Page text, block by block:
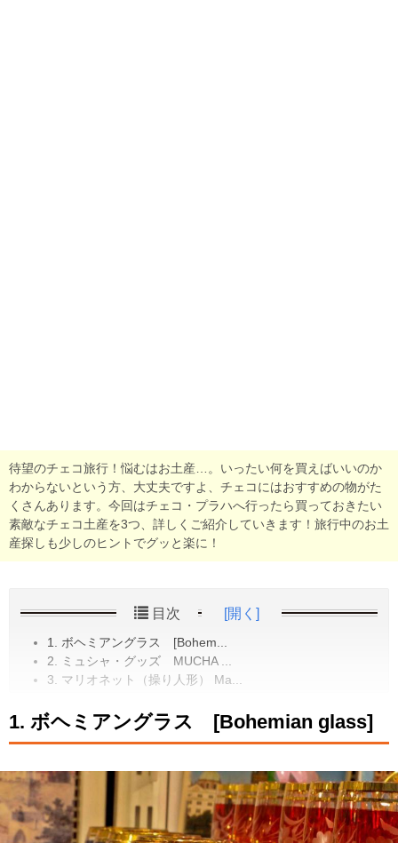
待望のチェコ旅行！悩むはお土産…。いったい何を買えばいいのか
わからないという方、大丈夫ですよ、チェコにはおすすめの物がた
くさんあります。今回はチェコ・プラハへ行ったら買っておきたい
素敵なチェコ土産を3つ、詳しくご紹介していきます！旅行中のお土
産探しも少しのヒントでグッと楽に！
目次 [開く]
1. ボヘミアングラス [Bohem...
2. ミュシャ・グッズ MUCHA ...
3. マリオネット（操り人形） Ma...
1. ボヘミアングラス [Bohemian glass]